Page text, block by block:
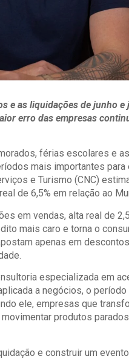
e as liquidações de junho
erro das empresas
férias escolares e
mais importantes
e Turismo (CNC)
de 6,5% em relação ao
em vendas, alta real de
mais caro e torna o
apenas em
especializada em
a negócios, o
ele, empresas que
produtos
e construir um